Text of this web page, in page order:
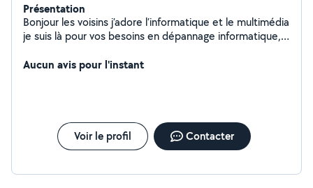
Présentation
Bonjour les voisins j’adore l’informatique et le multimédia
je suis là pour vos besoins en dépannage informatique,
Aucun avis pour l'instant
Voir le profil Contacter